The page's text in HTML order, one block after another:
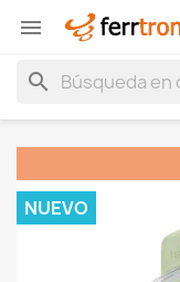

search
NUEVO